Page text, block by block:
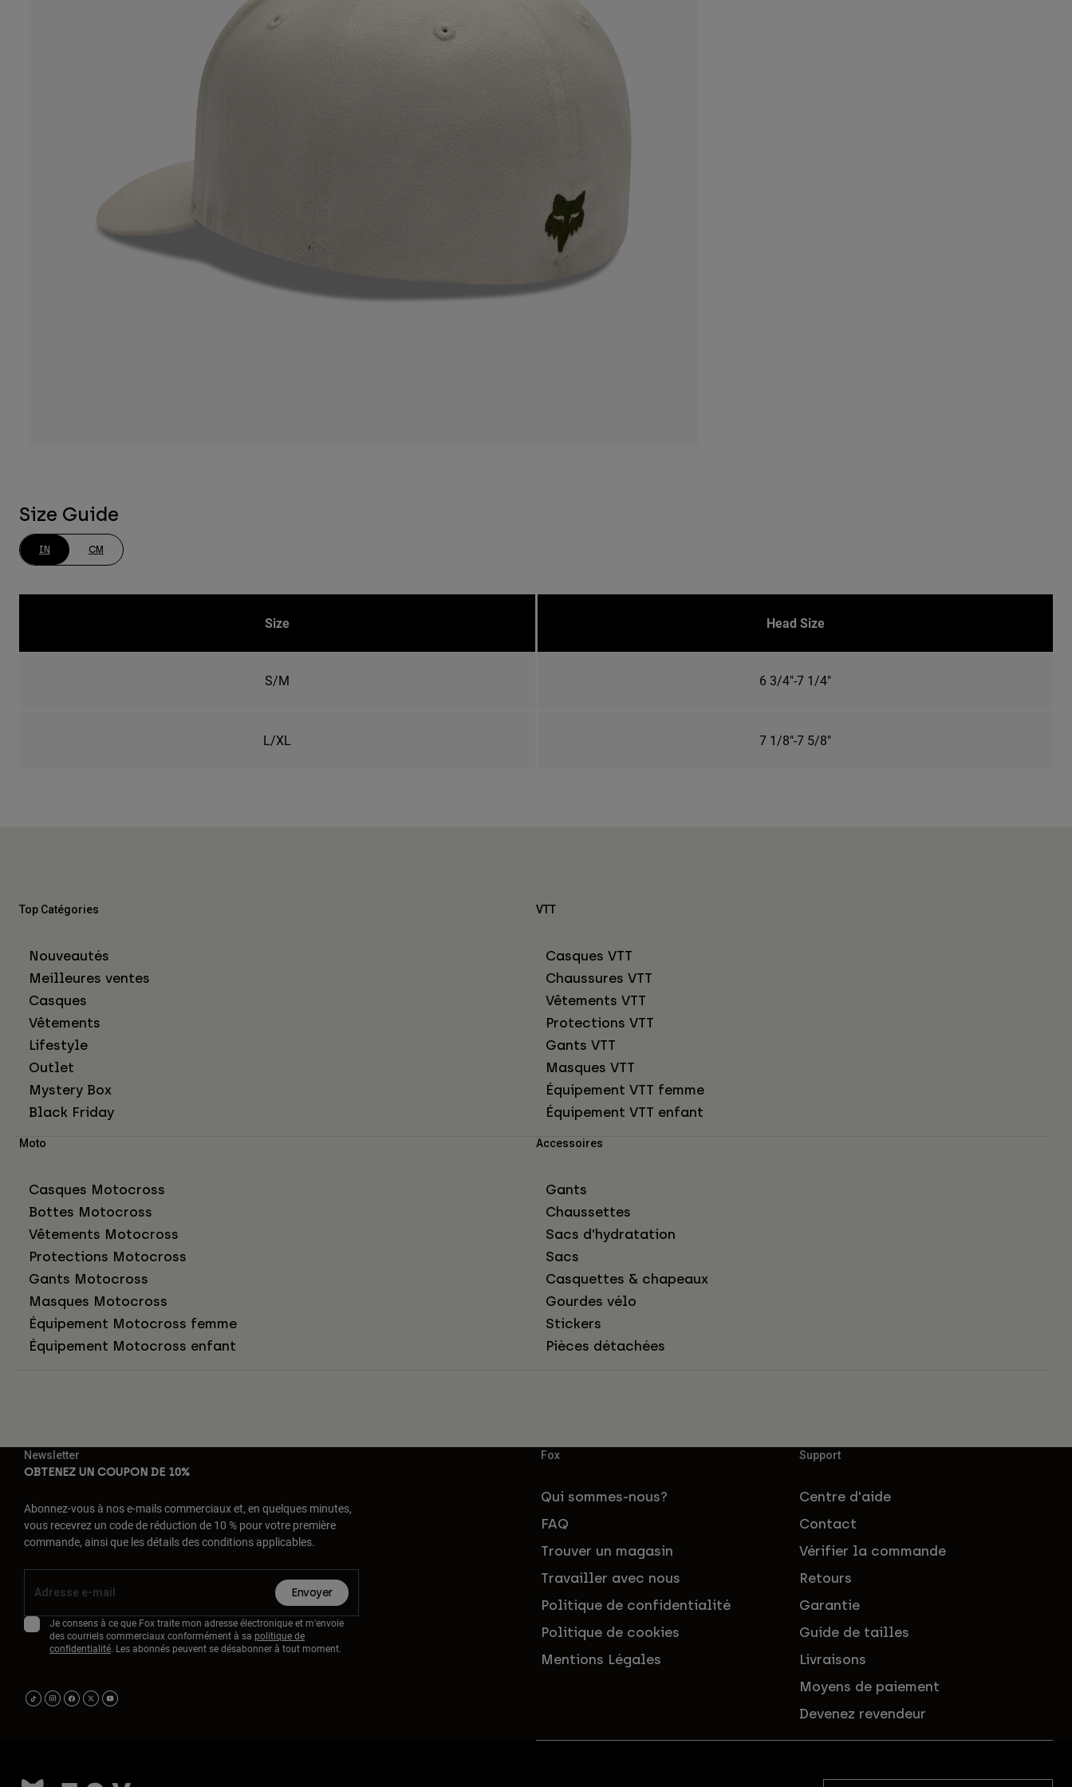
Size Guide
IN CM
Size Head Size
S/M 6 3/4"-7 1/4"
L/XL 7 1/8"-7 5/8"
Top Catégories
Nouveautés
Meilleures ventes
Casques
Vêtements
Lifestyle
Outlet
Mystery Box
Black Friday
VTT
Casques VTT
Chaussures VTT
Vêtements VTT
Protections VTT
Gants VTT
Masques VTT
Équipement VTT femme
Équipement VTT enfant
Moto
Casques Motocross
Bottes Motocross
Vêtements Motocross
Protections Motocross
Gants Motocross
Masques Motocross
Équipement Motocross femme
Équipement Motocross enfant
Accessoires
Gants
Chaussettes
Sacs d’hydratation
Sacs
Casquettes & chapeaux
Gourdes vélo
Stickers
Pièces détachées
Newsletter
OBTENEZ UN COUPON DE 10%
Abonnez-vous à nos e-mails commerciaux et, en quelques minutes,
vous recevrez un code de réduction de 10 % pour votre première
commande, ainsi que les détails des conditions applicables.
Envoyer
Je consens à ce que Fox traite mon adresse électronique et m'envoie
des courriels commerciaux conformément à sa politique de
confidentialité. Les abonnés peuvent se désabonner à tout moment.
Fox
Qui sommes-nous?
FAQ
Trouver un magasin
Travailler avec nous
Politique de confidentialité
Politique de cookies
Mentions Légales
Support
Centre d'aide
Contact
Vérifier la commande
Retours
Garantie
Guide de tailles
Livraisons
Moyens de paiement
Devenez revendeur